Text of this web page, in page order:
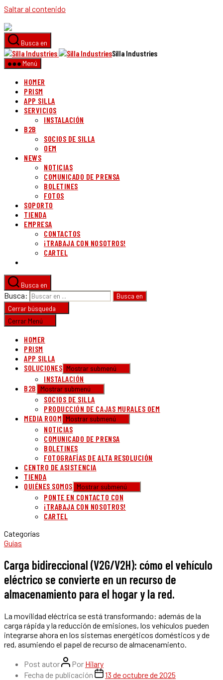
Saltar al contenido
Busca en
Silla Industries
Menú
HOMER
PRISM
APP SILLA
SERVICIOS
INSTALACIÓN
B2B
SOCIOS DE SILLA
OEM
NEWS
NOTICIAS
COMUNICADO DE PRENSA
BOLETINES
FOTOS
SOPORTO
TIENDA
EMPRESA
CONTACTOS
¡TRABAJA CON NOSOTROS!
CARTEL
Busca en
Busca:
Cerrar búsqueda
Cerrar Menú
HOMER
PRISM
APP SILLA
SOLUCIONES Mostrar submenú
INSTALACIÓN
B2B
Mostrar submenú
SOCIOS DE SILLA
PRODUCCIÓN DE CAJAS MURALES OEM
MEDIA ROOM
Mostrar submenú
NOTICIAS
COMUNICADO DE PRENSA
BOLETINES
FOTOGRAFÍAS DE ALTA RESOLUCIÓN
CENTRO DE ASISTENCIA
TIENDA
QUIÉNES SOMOS
Mostrar submenú
PONTE EN CONTACTO CON
¡TRABAJA CON NOSOTROS!
CARTEL
Categorías
Guías
Carga bidireccional (V2G/V2H): cómo el vehículo
eléctrico se convierte en un recurso de
almacenamiento para el hogar y la red.
La movilidad eléctrica se está transformando: además de la
carga rápida y la reducción de emisiones, los vehículos pueden
integrarse ahora en los sistemas energéticos domésticos y de
red, asumiendo el papel de recurso de almacenamiento.
Post autor Por Hilary
Fecha de publicación
13 de octubre de 2025